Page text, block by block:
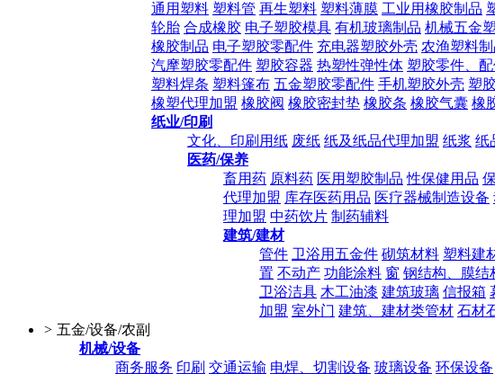
通用塑料 塑料管 再生塑料 塑料薄膜 工业用橡胶制品
轮胎 合成橡胶 电子塑胶模具 有机玻璃制品 机械五金
橡胶制品 电子塑胶零配件 充电器塑胶外壳 农渔塑料制
汽摩塑胶零配件 塑胶容器 热塑性弹性体 塑胶零件、
塑料焊条 塑料篷布 五金塑胶零配件 手机塑胶外壳 塑
橡塑代理加盟 橡胶阀 橡胶密封垫 橡胶条 橡胶气囊 橡
纸业/印刷
文化、印刷用纸 废纸 纸及纸品代理加盟 纸浆 纸
医药/保养
畜用药 原料药 医用塑胶制品 性保健用品
代理加盟 库存医药用品 医疗器械制造设备
理加盟 中药饮片 制药辅料
建筑/建材
管件 卫浴用五金件 砌筑材料 塑料建
置 不动产 功能涂料 窗 钢结构、膜结
卫浴洁具 木工油漆 建筑玻璃 信报箱
加盟 室外门 建筑、建材类管材 石材
> 五金/设备/农副
机械/设备
商务服务 印刷 交通运输 电焊、切割设备 玻璃设备 环保设备